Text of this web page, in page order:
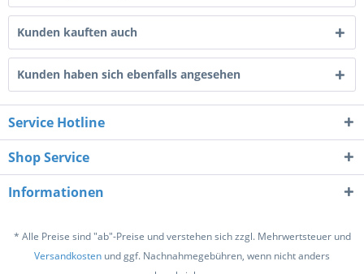
Kunden kauften auch
Kunden haben sich ebenfalls angesehen
Service Hotline
Shop Service
Informationen
* Alle Preise sind "ab"-Preise und verstehen sich zzgl. Mehrwertsteuer und
Versandkosten und ggf. Nachnahmegebühren, wenn nicht anders